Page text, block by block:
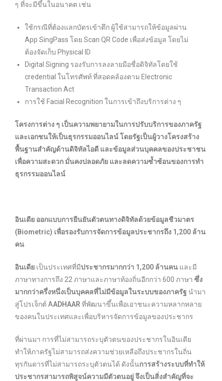
ๆ ที่จะมีขึ้นในอนาคต เช่น
ใช้กรณีที่ต้องแลกบัตรเข้าตึก ผู้ใช้สามารถให้ข้อมูลผ่าน
App SingPass โดย Scan QR Code เพื่อส่งข้อมูล โดยไม่
ต้องจัดเก็บ Physical ID
Digital Signing รองรับการลงลายมือชื่อดิจิทัลโดยใช้
credential ในโทรศัพท์ ที่สอดคล้องตาม Electronic
Transaction Act
การใช้ Facial Recognition ในการเข้าถึงบริการต่าง ๆ
โครงการต่าง ๆ เป็นความพยายามในการปรับบริการของภาครัฐ
และเอกชนให้เป็นธุรกรรมออนไลน์ โดยรัฐเป็นผู้วางโครงสร้าง
พื้นฐานสำคัญด้านดิจิทัลไอดี และข้อมูลส่วนบุคคลของประชาชน
เพื่อความสะดวก มั่นคงปลอดภัย และลดความซ้ำซ้อนของการทำ
ธุรกรรมออนไลน์
อินเดีย ออกแบบการยืนยันตัวตนทางดิจิทัลด้วยข้อมูลชีวมาตร
(Biometric) เพื่อรองรับการจัดการข้อมูลประชากรถึง 1,200 ล้าน
คน
อินเดีย เป็นประเทศที่มีประชากรมากกว่า 1,200 ล้านคน และมี
ภาษาทางการถึง 22 ภาษาและภาษาท้องถิ่นอีกกว่า 600 ภาษา ซึ่ง
มากกว่าครึ่งหนึ่งเป็นบุคคลที่ไม่มีข้อมูลในระบบของภาครัฐนำมา
สู่โปรเจ็กต์ AADHAAR ที่พัฒนาขึ้นเพื่อเอาชนะความหลากหลาย
ของคนในประเทศและเพื่อบริหารจัดการข้อมูลของประชากร
ที่ผ่านมา การที่ไม่สามารถระบุตัวตนของประชากรในอินเดีย
ทำให้ภาครัฐไม่สามารถส่งความช่วยเหลือถึงประชากรในถิ่น
ทุรกันดารที่ไม่สามารถระบุตัวตนได้ ดังนั้นการสร้างระบบที่ทำให้
ประชากรสามารถพิสูจน์ความมีตัวตนอยู่ จึงเป็นสิ่งสำคัญที่จะ